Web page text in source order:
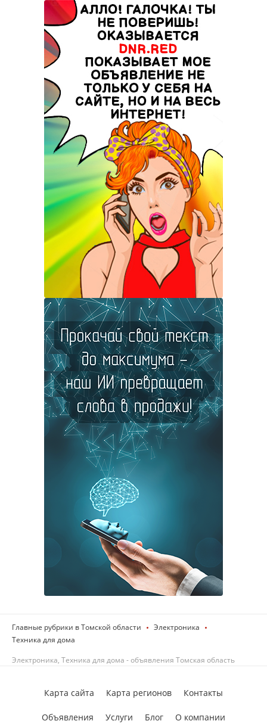
Главные рубрики в Томской области
Электроника
Техника для дома
Электроника, Техника для дома - объявления Томская область
Карта сайта Карта регионов Контакты
Объявления Услуги Блог О компании